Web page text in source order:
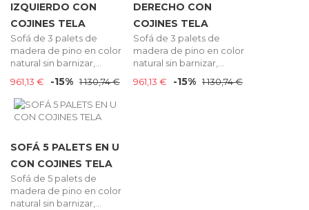
IZQUIERDO CON
COJINES TELA
Sofá de 3 palets de
madera de pino en color
natural sin barnizar,...
961,13 €
-15% 1 130,74 €
DERECHO CON
COJINES TELA
Sofá de 3 palets de
madera de pino en color
natural sin barnizar,...
961,13 €
-15% 1 130,74 €
SOFÁ 5 PALETS EN U
CON COJINES TELA
Sofá de 5 palets de
madera de pino en color
natural sin barnizar,...